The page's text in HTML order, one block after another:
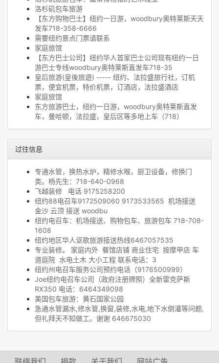
洛杉矶包车旅游
【东方购物巴士】纽约一日游，woodbury奥特莱斯天天
发车718-358-6666
需要纽约景点门票请联系
家庭旅馆
【东方巴士公司】纽约华人首家巴士公司现有纽约一日
游巴士专线woodbury奥特莱斯直发车718-35
皇后旅游(皇後旅遊) ----- 纽约、法拉盛旅行社，订机
票，便宜机票，特价机票，订酒店，法拉盛酒店
家庭旅馆
东方旅游巴士，纽约一日游，woodbury奥特莱斯直发
车，曼哈顿，法拉盛，皇后区等多地上车（718）
过往信息
专通水管，换热水炉，精修水喉，厨卫设备，修换门
类。杨先生：718-640-0968
飞越装修 电话 9175258200
纽约88电召车9172509060 9173533565 机场接送
金沙 云顶 接送 woodbu
纽约电召车：机场接送、购物包车、旅游包车 718-708-
1608
纽约地区华人讴歌旅游接送热线6467057535
专业装修。 家庭内外 餐馆店铺 商业住宅 按摩甲店 车
道庭院 水电土木 大小工程 联系电话：3
纽约州电召车服务公司预约电话（9176500999）
Joe纽约电召车公司（政府注册牌照）全新雷克萨斯
RX350 电话：6464349098
美国包车旅游：黄石国家公园
急通水管漏水,修水管,换窗,装修,水电,地下水倒灌等问题,
但礼拜天不知做工。谢谢 646675030